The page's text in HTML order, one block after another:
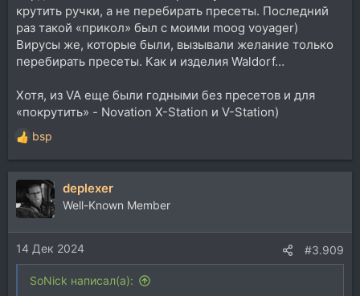
крутить ручки, а не перебирать пресеты. Последний
раз такой «прикол» был с моими moog voyager)
Вирусы же, которые были, вызывали желание только
перебирать пресеты. Как и изделия Waldorf…
Хотя, из VA еще были годными без пресетов и для
«покрутить» - Novation X-Station и V-Station)
Р
е
а
ц
и
и
:
bsp
deplexer
Well-Known Member
14 Дек 2024 #3.909
SoNick написал(а):